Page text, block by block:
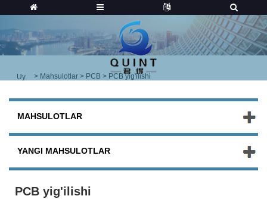
Uy > Mahsulotlar > PCB > PCB yig'ilishi
MAHSULOTLAR
YANGI MAHSULOTLAR
PCB yig'ilishi